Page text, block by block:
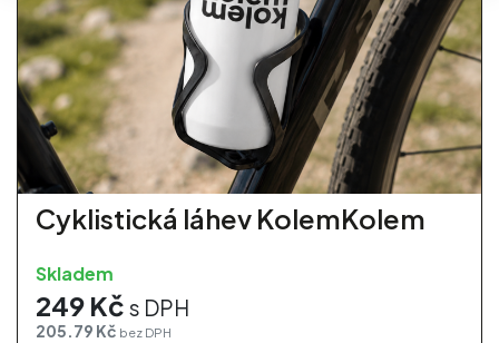
Cyklistická láhev KolemKolem
Skladem
249 Kč s DPH
205.79 Kč bez DPH